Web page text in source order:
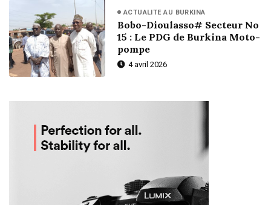
ACTUALITE AU BURKINA
Bobo-Dioulasso# Secteur No
15 : Le PDG de Burkina Moto-
pompe
4 avril 2026